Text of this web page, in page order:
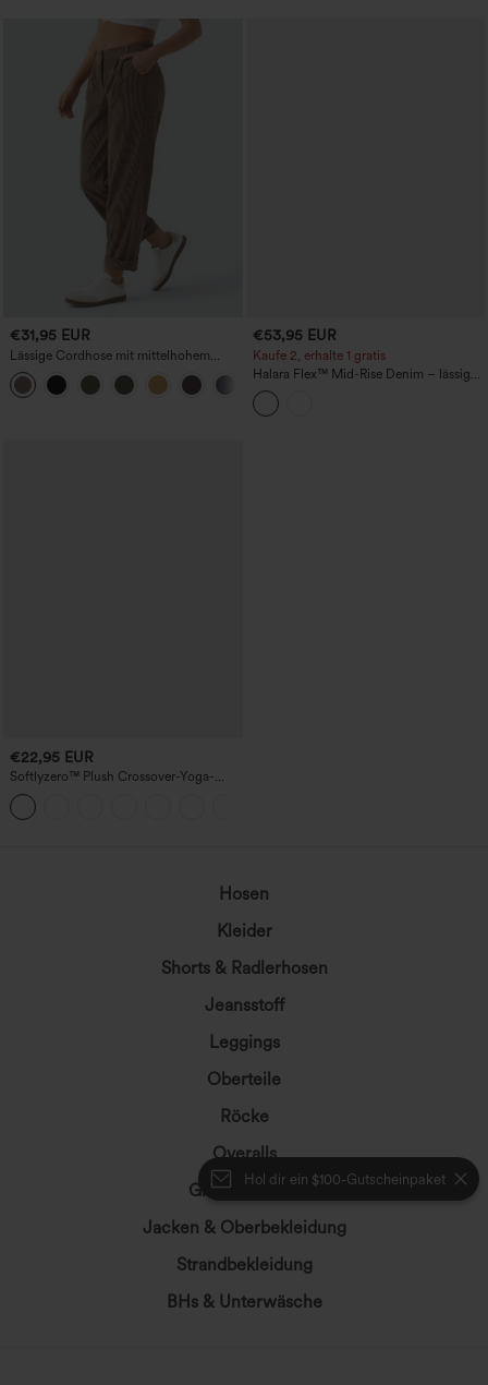
Hol dir ein $100-Gutscheinpaket
€31,95 EUR
Lässige Cordhose mit mittelhohem
Bund, Reißverschluss und Seitentaschen
€53,95 EUR
Kaufe 2, erhalte 1 gratis
Halara Flex™ Mid-Rise Denim – lässige
Ballon-Jogger mit Taschen
€22,95 EUR
Softlyzero™ Plush Crossover-Yoga-
Bikershorts mit hoher Taille und
Seitentasche, 17,8 cm-UPF50+
Hosen
Kleider
Shorts & Radlerhosen
Jeansstoff
Leggings
Oberteile
Röcke
Overalls
Große Größen
Jacken & Oberbekleidung
Strandbekleidung
BHs & Unterwäsche